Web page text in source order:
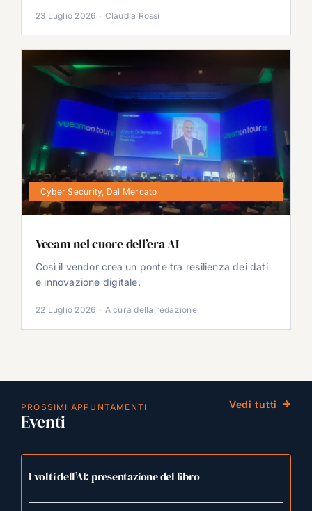
23 Luglio 2026 · Claudia Rossi
Cyber Security, Dal Mercato
Veeam nel cuore dell’era AI
Così il vendor crea un ponte tra resilienza dei dati
e innovazione digitale.
22 Luglio 2026 · A cura della redazione
PROSSIMI APPUNTAMENTI
Eventi
Vedi tutti
I volti dell’AI: presentazione del libro